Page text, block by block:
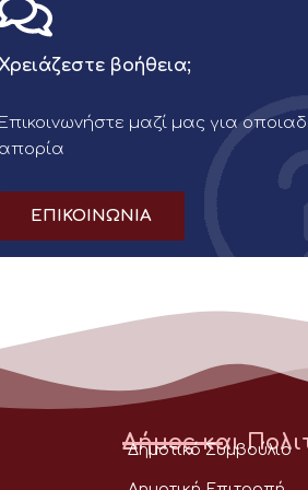
Χρειάζεστε βοήθεια;
Επικοινωνήστε μαζί μας για
απορία
ΕΠΙΚΟΙΝΩΝΙΑ
Δήμος και
Δημοτικό Συμβούλιο